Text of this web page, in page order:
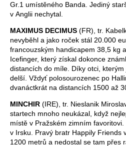
Gr.1 umístěného Banda. Jediný
v Anglii nechytal.
MAXIMUS DECIMUS (FR), tr.
nevyběhl a jako roček stál 20.000
francouzským handicapem 38,5 kg
Icefinger, který získal dokonce
distancích do míle. Díky otci,
delší. Vždyť polosourozenec po
dvanáctkrát na distancích 1500 až
MINCHIR (IRE), tr. Nieslanik
startech mnoho neukázal, když
místě v Pražském zimním
v Irsku. Pravý bratr Happily Friends
1200 metrů a nedostal se tam přes